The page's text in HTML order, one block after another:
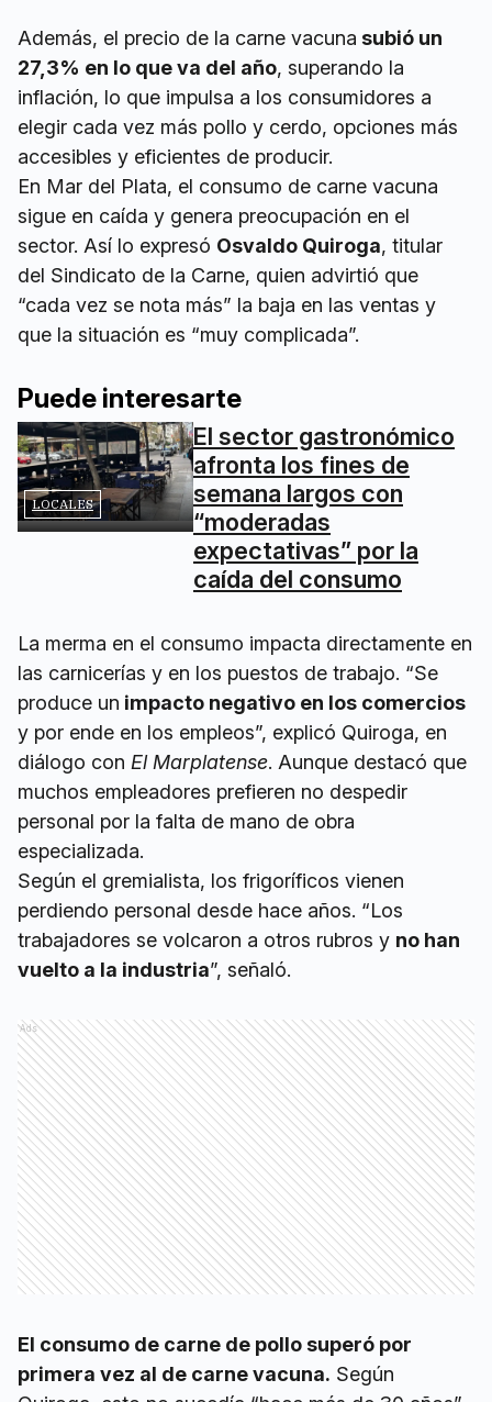
Además, el precio de la carne vacuna subió un
27,3% en lo que va del año, superando la
inflación, lo que impulsa a los consumidores a
elegir cada vez más pollo y cerdo, opciones más
accesibles y eficientes de producir.
En Mar del Plata, el consumo de carne vacuna
sigue en caída y genera preocupación en el
sector. Así lo expresó Osvaldo Quiroga, titular
del Sindicato de la Carne, quien advirtió que
“cada vez se nota más” la baja en las ventas y
que la situación es “muy complicada”.
Puede interesarte
LOCALES
El sector gastronómico
afronta los fines de
semana largos con
“moderadas
expectativas” por la
caída del consumo
La merma en el consumo impacta directamente en
las carnicerías y en los puestos de trabajo. “Se
produce un impacto negativo en los comercios
y por ende en los empleos”, explicó Quiroga, en
diálogo con El Marplatense. Aunque destacó que
muchos empleadores prefieren no despedir
personal por la falta de mano de obra
especializada.
Según el gremialista, los frigoríficos vienen
perdiendo personal desde hace años. “Los
trabajadores se volcaron a otros rubros y no han
vuelto a la industria”, señaló.
Ads
El consumo de carne de pollo superó por
primera vez al de carne vacuna. Según